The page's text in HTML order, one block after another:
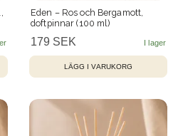
Eden – Ros och Bergamott,
doftpinnar (100 ml)
179 SEK